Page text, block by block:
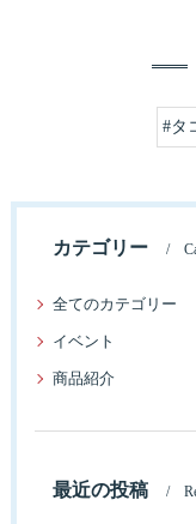
#タ
カテゴリー
全てのカテゴリー
イベント
商品紹介
最近の投稿